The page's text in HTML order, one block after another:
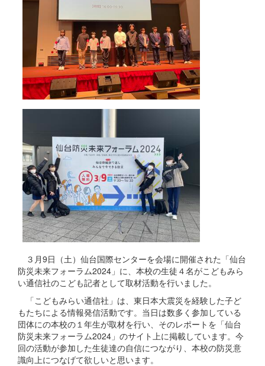
３月9日（土）仙台国際センターを会場に開催された「仙台
防災未来フォーラム2024」に、本校の生徒４名がこどもみら
い通信社のこども記者として取材活動を行いました。
「こどもみらい通信社」は、東日本大震災を経験した子ど
もたちによる情報発信活動です。当日は数多く参加している
団体にの本校の１年生が取材を行い、そのレポートを「仙台
防災未来フォーラム2024」のサイト上に掲載しています。今
回の活動が参加した生徒達の自信につながり、本校の防災意
識向上につなげて欲しいと思います。